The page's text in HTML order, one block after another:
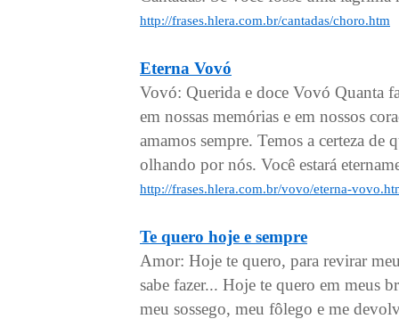
http://frases.hlera.com.br/cantadas/choro.htm
Eterna Vovó
Vovó: Querida e doce Vovó Quanta
em nossas memórias e em nossos
amamos sempre. Temos a certeza de
olhando por nós. Você estará
http://frases.hlera.com.br/vovo/eterna-
Te quero hoje e sempre
Amor: Hoje te quero, para revirar
sabe fazer... Hoje te quero em meus
meu sossego, meu fôlego e me